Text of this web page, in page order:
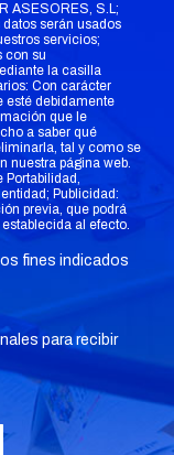
ASESORES, S.L;
serán usados
servicios;
con su
la casilla
Con carácter
esté debidamente
que le
a saber qué
tal y como se
nuestra página web.
Portabilidad,
Publicidad:
previa, que podrá
al efecto.
fines indicados
para recibir